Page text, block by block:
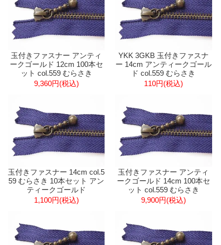
玉付きファスナー アンティ
ークゴールド 12cm 100本セ
ット col.559 むらさき
9,360円(税込)
YKK 3GKB 玉付きファスナ
ー 14cm アンティークゴール
ド col.559 むらさき
110円(税込)
玉付きファスナー 14cm col.5
59 むらさき 10本セット アン
ティークゴールド
1,100円(税込)
玉付きファスナー アンティ
ークゴールド 14cm 100本セ
ット col.559 むらさき
9,900円(税込)